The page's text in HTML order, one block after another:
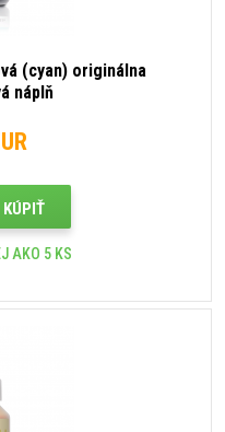
(cyan) originálna
náplň
KÚPIŤ
AKO 5 KS